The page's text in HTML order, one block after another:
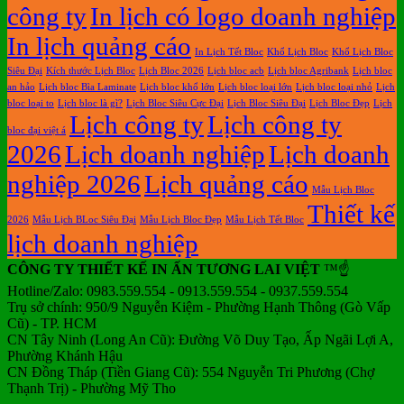
công tyIn lịch có logo doanh nghiệp
In lịch quảng cáo In Lịch Tết Bloc Khổ Lịch Bloc Khổ Lịch Bloc
Siêu Đại Kích thước Lịch Bloc Lịch Bloc 2026 Lịch bloc acb Lịch bloc Agribank Lịch bloc
an hảo Lịch bloc Bìa Laminate Lịch bloc khổ lớn Lịch bloc loại lớn Lịch bloc loại nhỏ Lịch
bloc loại to Lịch bloc là gì? Lịch Bloc Siêu Cực Đại Lịch Bloc Siêu Đại Lịch Bloc Đẹp Lịch
bloc đại việt á Lịch công tyLịch công ty
2026Lịch doanh nghiệpLịch doanh
nghiệp 2026Lịch quảng cáo Mẫu Lịch Bloc
2026 Mẫu Lịch BLoc Siêu Đại Mẫu Lịch Bloc Đẹp Mẫu Lịch Tết Bloc Thiết kế
lịch doanh nghiệp
CÔNG TY THIẾT KẾ IN ẤN TƯƠNG LAI VIỆT ™☝️
Hotline/Zalo: 0983.559.554 - 0913.559.554 - 0937.559.554
Trụ sở chính: 950/9 Nguyễn Kiệm - Phường Hạnh Thông (Gò Vấp
Cũ) - TP. HCM
CN Tây Ninh (Long An Cũ): Đường Võ Duy Tạo, Ấp Ngãi Lợi A,
Phường Khánh Hậu
CN Đồng Tháp (Tiền Giang Cũ): 554 Nguyễn Tri Phương (Chợ
Thạnh Trị) - Phường Mỹ Tho